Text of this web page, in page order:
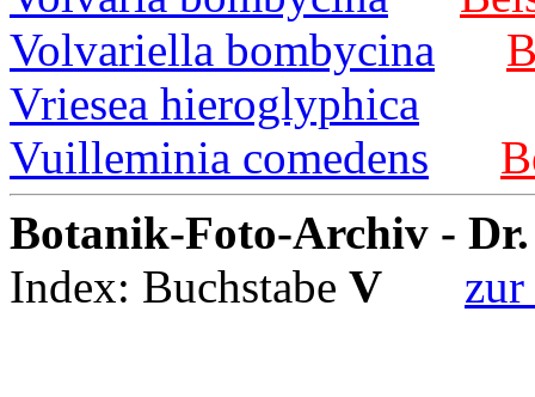
Volvariella bombycina
Vriesea hieroglyphica
Vuilleminia comedens
Botanik-Foto-Archiv -
Index: Buchstabe V zur